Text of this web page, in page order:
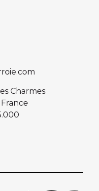
Charmes